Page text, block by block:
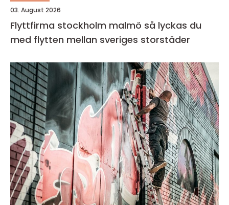
03. August 2026
Flyttfirma stockholm malmö så lyckas du
med flytten mellan sveriges storstäder